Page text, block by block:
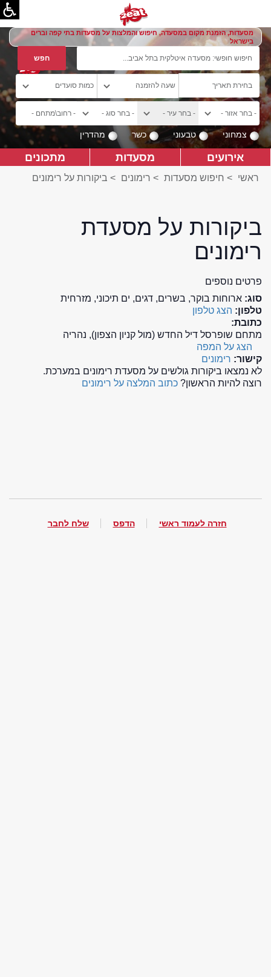
מסעדות, הזמנת מקום במסעדה, חיפוש והמלצות על מסעדות בתי קפה וברים
בישראל
צמחוני טבעוני כשר מהדרין
אירועים מסעדות מתכונים
ראשי > חיפוש מסעדות > רימונים > ביקורות על רימונים
ביקורות על מסעדת
רימונים
פרטים נוספים
סוג: ארוחות בוקר, בשרים, דגים, ים תיכוני, מזרחית
טלפון: הצג טלפון
כתובת:
מתחם שופרסל דיל החדש (מול קניון הצפון), נהריה
הצג על המפה
קישור: רימונים
לא נמצאו ביקורות גולשים על מסעדת רימונים במערכת.
רוצה להיות הראשון? כתוב המלצה על רימונים
חזרה לעמוד ראשי הדפס שלח לחבר